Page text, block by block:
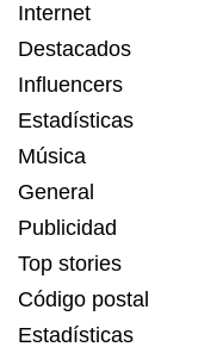
Internet
Destacados
Influencers
Estadísticas
Música
General
Publicidad
Top stories
Código postal
Estadísticas